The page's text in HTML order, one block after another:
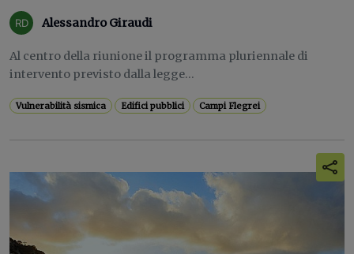
Alessandro Giraudi
Al centro della riunione il programma pluriennale di
intervento previsto dalla legge...
Vulnerabilità sismica Edifici pubblici Campi Flegrei